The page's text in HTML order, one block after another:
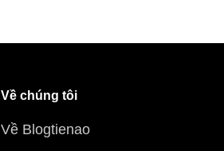
Về chúng tôi
Về Blogtienao